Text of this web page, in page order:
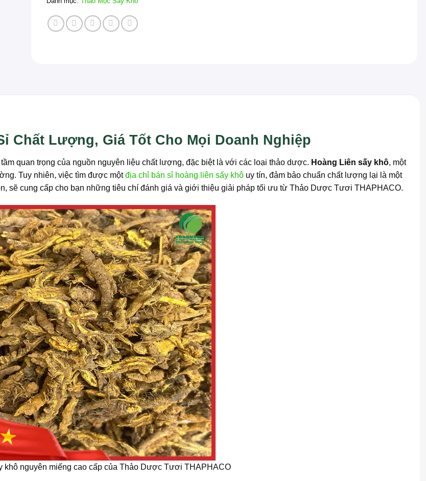
Chất Lượng, Giá Tốt Cho Mọi Doanh Nghiệp
quan trọng của nguồn nguyên liệu chất lượng, đặc biệt là với các loại thảo dược. Hoàng Liên sấy khô, một
Tuy nhiên, việc tìm được mộtđịa chỉ bán sỉ hoàng liên sấy khô uy tín, đảm bảo chuẩn chất lượng lại là một
sẽ cung cấp cho bạn những tiêu chí đánh giá và giới thiệu giải pháp tối ưu từ Thảo Dược Tươi THAPHACO.
khô nguyên miếng cao cấp của Thảo Dược Tươi THAPHACO